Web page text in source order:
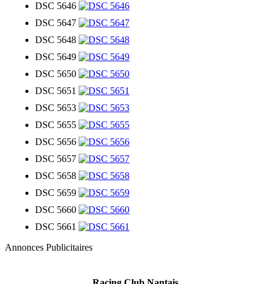
DSC 5646
DSC 5647
DSC 5648
DSC 5649
DSC 5650
DSC 5651
DSC 5653
DSC 5655
DSC 5656
DSC 5657
DSC 5658
DSC 5659
DSC 5660
DSC 5661
Annonces Publicitaires